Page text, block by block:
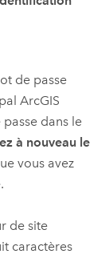
de passe
ArcGIS
dans le
à nouveau le
vous avez
de site
caractères